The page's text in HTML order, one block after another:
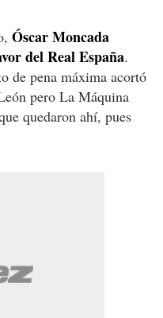
Óscar Moncada
del Real España.
de pena máxima acortó
pero La Máquina
quedaron ahí, pues